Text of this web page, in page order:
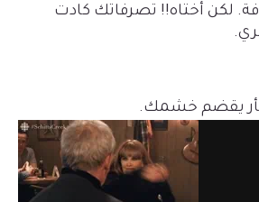
لكن أختاه!! تصرفاتك كادت
يقضم خشمك.